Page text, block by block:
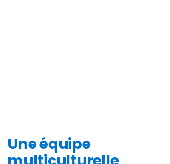
Une équipe